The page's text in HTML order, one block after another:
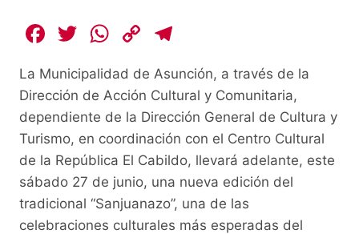
F
c
e
b
o
o
k
T
itt
er
W
at
s
A
p
p
C
p
y
Li
n
k
e
gr
a
m
La Municipalidad de Asunción, a través de la
Dirección de Acción Cultural y Comunitaria,
dependiente de la Dirección General de Cultura y
Turismo, en coordinación con el Centro Cultural
de la República El Cabildo, llevará adelante, este
sábado 27 de junio, una nueva edición del
tradicional “Sanjuanazo”, una de las
celebraciones culturales más esperadas del